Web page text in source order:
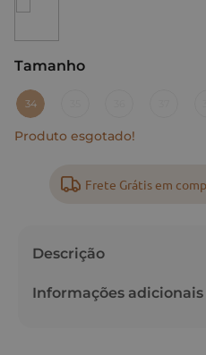
Tamanho
: 34
34
Produto esgotado!
Frete Grátis em
Descrição
Informações adicionais